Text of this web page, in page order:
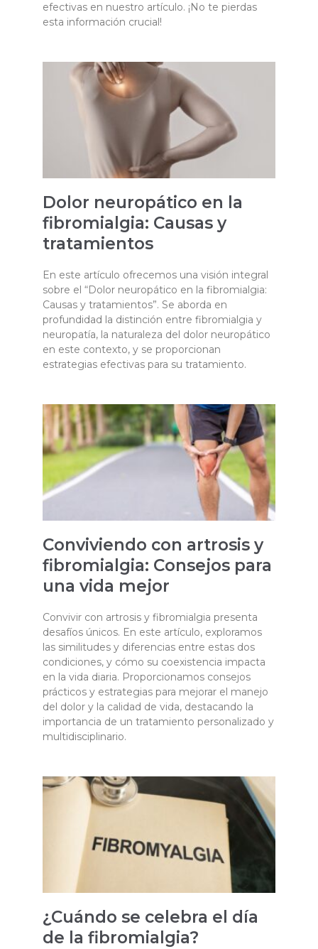
efectivas en nuestro artículo. ¡No te pierdas
esta información crucial!
Dolor neuropático en la
fibromialgia: Causas y
tratamientos
En este artículo ofrecemos una visión integral
sobre el “Dolor neuropático en la fibromialgia:
Causas y tratamientos”. Se aborda en
profundidad la distinción entre fibromialgia y
neuropatía, la naturaleza del dolor neuropático
en este contexto, y se proporcionan
estrategias efectivas para su tratamiento.
Conviviendo con artrosis y
fibromialgia: Consejos para
una vida mejor
Convivir con artrosis y fibromialgia presenta
desafíos únicos. En este artículo, exploramos
las similitudes y diferencias entre estas dos
condiciones, y cómo su coexistencia impacta
en la vida diaria. Proporcionamos consejos
prácticos y estrategias para mejorar el manejo
del dolor y la calidad de vida, destacando la
importancia de un tratamiento personalizado y
multidisciplinario.
¿Cuándo se celebra el día
de la fibromialgia?